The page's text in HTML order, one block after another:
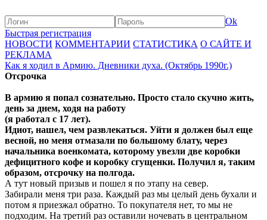
Ok
Быстрая регистрация
НОВОСТИ КОММЕНТАРИИ СТАТИСТИКА О САЙТЕ И
РЕКЛАМА
Как я ходил в Армию. Дневники духа. (Октябрь 1990г.)
Отсрочка
В армию я попал сознательно. Просто стало скучно жить,
день за днем, ходя на работу
(я работал с 17 лет).
Идиот, нашел, чем развлекаться. Уйти я должен был еще
весной, но меня отмазали по большому блату, через
начальника военкомата, которому увезли две коробки
дефицитного кофе и коробку сгущенки. Получил я, таким
образом, отсрочку на полгода.
А тут новый призыв и пошел я по этапу на север.
Забирали меня три раза. Каждый раз мы целый день бухали и
потом я приезжал обратно. То покупателя нет, то мы не
подходим. На третий раз оставили ночевать в центральном